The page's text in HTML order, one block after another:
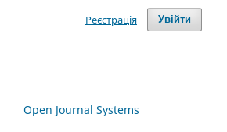
Увійти
Реєстрація
Open Journal Systems